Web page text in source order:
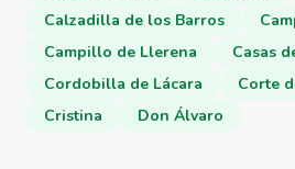
Calzadilla de los Barros
Campillo de Llerena
Casas
Cordobilla de Lácara
Corte
Cristina
Don Álvaro